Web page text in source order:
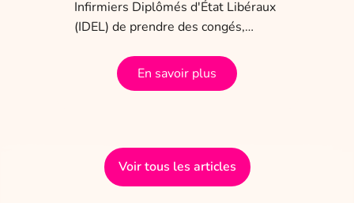
Infirmiers Diplômés d'État Libéraux
(IDEL) de prendre des congés,…
En savoir plus
Voir tous les articles